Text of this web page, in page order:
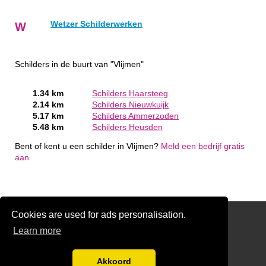
Cookies are used for ads personalisation.
Learn more
Akkoord
W Wetzer Schilderwerken
Schilders in de buurt van "Vlijmen"
1.34 km
Schilders Haarsteeg
2.14 km
Schilders Nieuwkuijk
5.17 km
Schilders Ammerzoden
5.48 km
Schilders Heusden
Bent of kent u een schilder in Vlijmen? Meld een bedrijf gratis
aan
Schilder Offerte Aanvragen
links